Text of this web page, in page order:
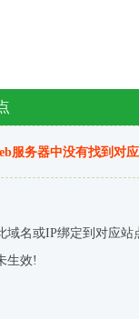
服务器中没有找到对
域名或IP绑定到对应站
生效!